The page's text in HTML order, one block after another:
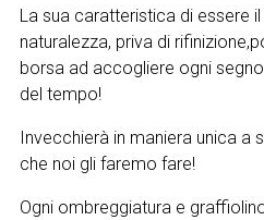
La sua caratteristica di essere
naturalezza, priva di
borsa ad accogliere ogni
del tempo!
Invecchierà in maniera unica a
che noi gli faremo fare!
Ogni ombreggiatura e